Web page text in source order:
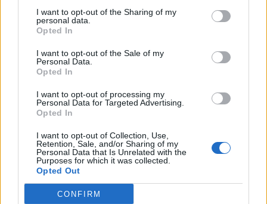
I want to opt-out of the Sharing of my
personal data.
Opted In
I want to opt-out of the Sale of my
Personal Data.
Opted In
I want to opt-out of processing my
Personal Data for Targeted Advertising.
Opted In
I want to opt-out of Collection, Use,
Retention, Sale, and/or Sharing of my
Personal Data that Is Unrelated with the
Purposes for which it was collected.
Opted Out
CONFIRM
zapoměli dodat poplivaná malá Ukrajinka..zabitý
cigán,znásilně­ná,zbitá a téměř zabití hokla a další
prasárny co nadělali Ukrajinci..o to se nepíše...proč
Přihlásit se a odpovědět
Lidkagerhard |Předmět:RE: RE: 25.08.23 08:32:57
Reakce na příspěvek#56057
Nebude ten hájí zájmy své a a dnešní stranu větru...